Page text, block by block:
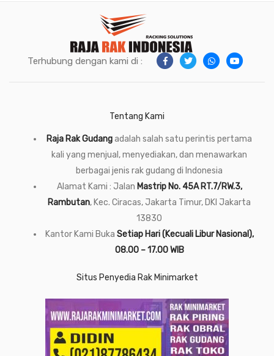
Terhubung dengan kami di :
Tentang Kami
Raja Rak Gudangadalah salah satu perintis pertama
kali yang menjual, menyediakan, dan menawarkan
berbagai jenis rak gudang di Indonesia
Alamat Kami : Jalan Mastrip No. 45A RT.7/RW.3,
Rambutan, Kec. Ciracas, Jakarta Timur, DKI Jakarta
13830
Kantor Kami Buka Setiap Hari (Kecuali Libur Nasional),
08.00 – 17.00 WIB
Situs Penyedia Rak Minimarket